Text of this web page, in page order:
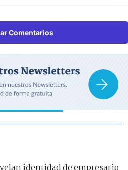
Comentarios